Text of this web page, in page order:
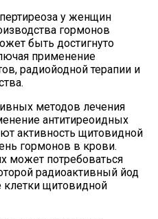
у женщин
гормонов
быть достигнуто
применение
радиойодной терапии и
методов лечения
антитиреоидных
активность щитовидной
гормонов в крови.
может потребоваться
радиоактивный йод
клетки щитовидной